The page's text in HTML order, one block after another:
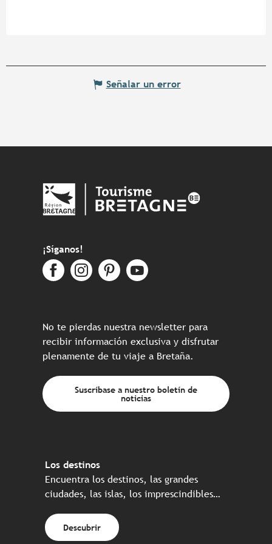
Señalar un error
¡Síganos!
No te pierdas nuestra newsletter para
recibir información exclusiva y disfrutar
plenamente de tu viaje a Bretaña.
Suscríbase a nuestro boletín de
noticias
Los destinos
Encuentra los destinos, las grandes
ciudades, las islas, los imprescindibles…
Descubrir